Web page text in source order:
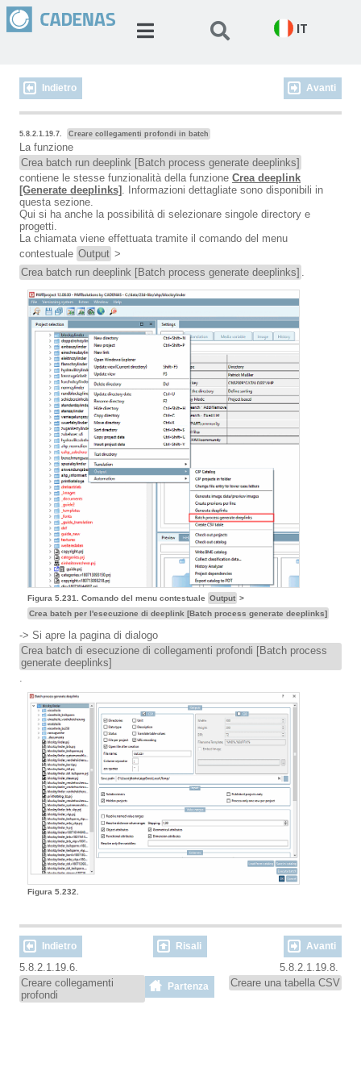
IT
Indietro Avanti
5.8.2.1.19.7. Creare collegamenti profondi in batch
La funzione
Crea batch run deeplink [Batch process generate deeplinks]
contiene le stesse funzionalità della funzione Crea deeplink
[Generate deeplinks] . Informazioni dettagliate sono disponibili in
questa sezione.
Qui si ha anche la possibilità di selezionare singole directory e
progetti.
La chiamata viene effettuata tramite il comando del menu
contestuale Output >
Crea batch run deeplink [Batch process generate deeplinks] .
Figura 5.231. Comando del menu contestuale Output >
Crea batch per l'esecuzione di deeplink [Batch process generate deeplinks]
-> Si apre la pagina di dialogo
Crea batch di esecuzione di collegamenti profondi [Batch process
generate deeplinks]
Figura 5.232.
Indietro Risali Avanti
5.8.2.1.19.6.
Creare collegamenti
profondi
Partenza
5.8.2.1.19.8.
Creare una tabella CSV